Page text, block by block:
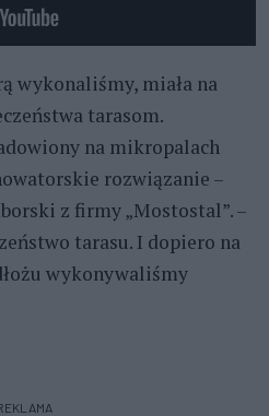
wykonaliśmy, miała na
tarasom.
na mikropalach
rozwiązanie –
z firmy „Mostostal”. –
tarasu. I dopiero na
wykonywaliśmy